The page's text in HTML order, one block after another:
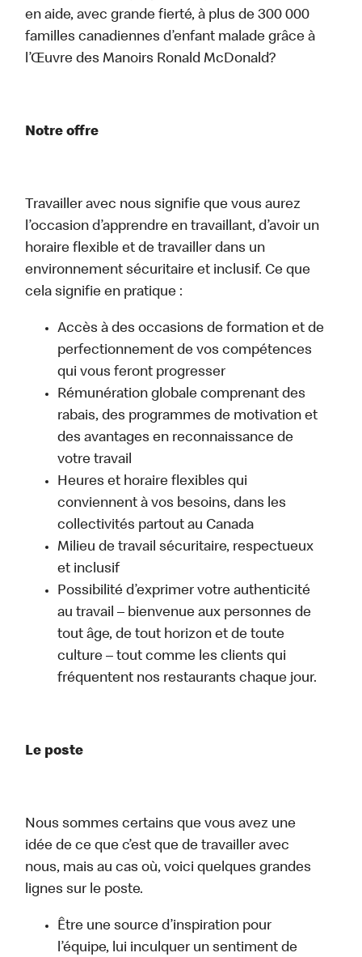
en aide, avec grande fierté, à plus de 300 000
familles canadiennes d’enfant malade grâce à
l’Œuvre des Manoirs Ronald McDonald?
Notre offre
Travailler avec nous signifie que vous aurez
l’occasion d’apprendre en travaillant, d’avoir un
horaire flexible et de travailler dans un
environnement sécuritaire et inclusif. Ce que
cela signifie en pratique :
Accès à des occasions de formation et de
perfectionnement de vos compétences
qui vous feront progresser
Rémunération globale comprenant des
rabais, des programmes de motivation et
des avantages en reconnaissance de
votre travail
Heures et horaire flexibles qui
conviennent à vos besoins, dans les
collectivités partout au Canada
Milieu de travail sécuritaire, respectueux
et inclusif
Possibilité d’exprimer votre authenticité
au travail – bienvenue aux personnes de
tout âge, de tout horizon et de toute
culture – tout comme les clients qui
fréquentent nos restaurants chaque jour.
Le poste
Nous sommes certains que vous avez une
idée de ce que c’est que de travailler avec
nous, mais au cas où, voici quelques grandes
lignes sur le poste.
Être une source d’inspiration pour
l’équipe, lui inculquer un sentiment de